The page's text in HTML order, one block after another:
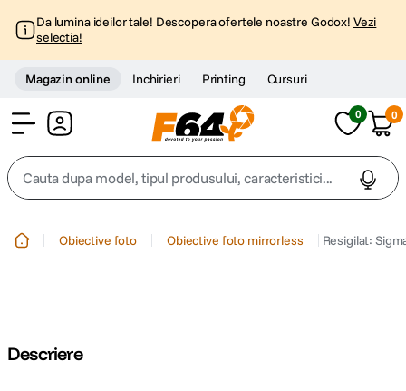
Da lumina ideilor tale! Descopera ofertele noastre Godox! Vezi
selectia!
Magazin online Inchirieri Printing Cursuri
0 0
Cauta dupa model, tipul produsului, caracteristici...
3. trepied telefon
Obiective foto Obiective foto mirrorless Resigilat:
Descriere